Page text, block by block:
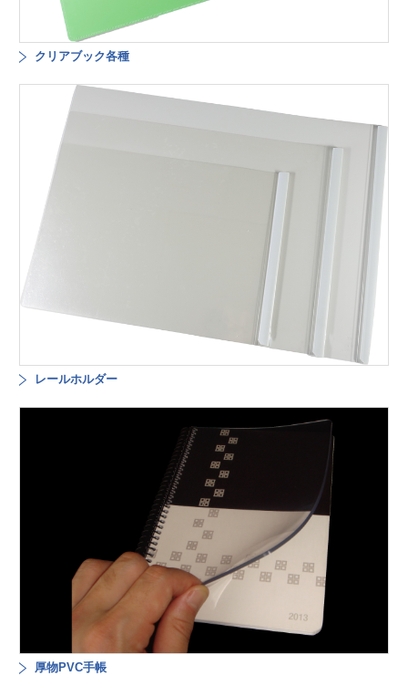
クリアブック各種
レールホルダー
厚物PVC手帳